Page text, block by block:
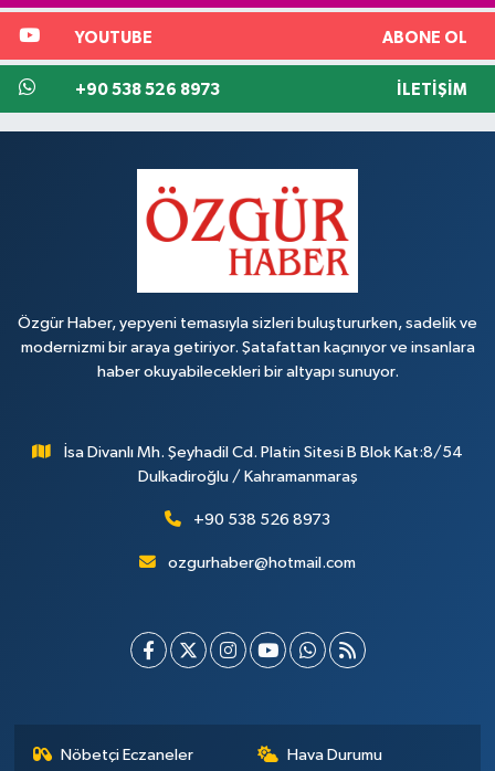
YOUTUBE ABONE OL
+90 538 526 8973 İLETIŞIM
Özgür Haber, yepyeni temasıyla sizleri buluştururken, sadelik ve
modernizmi bir araya getiriyor. Şatafattan kaçınıyor ve insanlara
haber okuyabilecekleri bir altyapı sunuyor.
İsa Divanlı Mh. Şeyhadil Cd. Platin Sitesi B Blok Kat:8/54
Dulkadiroğlu / Kahramanmaraş
+90 538 526 8973
ozgurhaber@hotmail.com
Nöbetçi Eczaneler Hava Durumu